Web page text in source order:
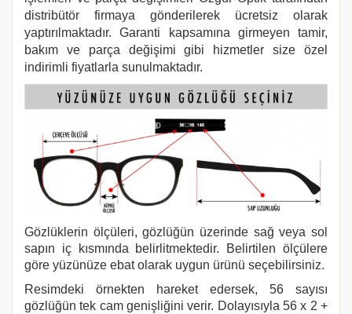
distribütör firmaya gönderilerek ücretsiz olarak
yaptırılmaktadır. Garanti kapsamına girmeyen tamir,
bakım ve parça değişimi gibi hizmetler size özel
indirimli fiyatlarla sunulmaktadır.
Gözlüklerin ölçüleri, gözlüğün üzerinde sağ veya sol
sapın iç kısmında belirlitmektedir. Belirtilen ölçülere
göre yüzünüze ebat olarak uygun ürünü seçebilirsiniz.
Resimdeki örnekten hareket edersek, 56 sayısı
gözlüğün tek cam genişliğini verir. Dolayısıyla 56 x 2 +